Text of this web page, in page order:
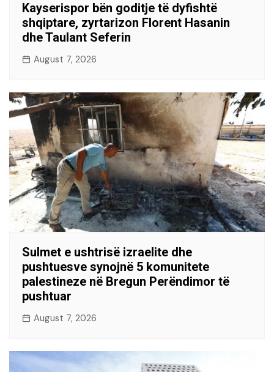
Kayserispor bën goditje të dyfishtë
shqiptare, zyrtarizon Florent Hasanin
dhe Taulant Seferin
August 7, 2026
Sulmet e ushtrisë izraelite dhe
pushtuesve synojnë 5 komunitete
palestineze në Bregun Perëndimor të
pushtuar
August 7, 2026